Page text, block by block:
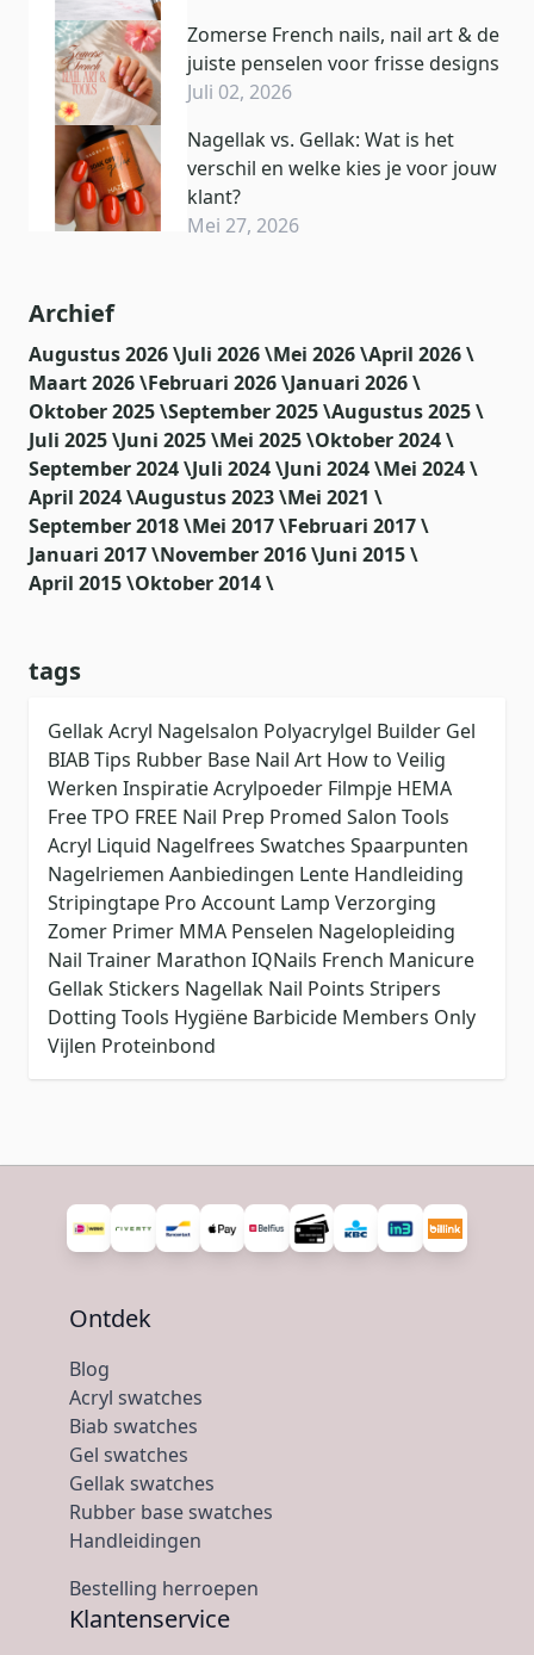
Zomerse French nails, nail art & de
juiste penselen voor frisse designs
Juli 02, 2026
Nagellak vs. Gellak: Wat is het
verschil en welke kies je voor jouw
klant?
Mei 27, 2026
Archief
Augustus 2026 \Juli 2026 \Mei 2026 \April 2026 \
Maart 2026 \Februari 2026 \Januari 2026 \
Oktober 2025 \September 2025 \Augustus 2025 \
Juli 2025 \Juni 2025 \Mei 2025 \Oktober 2024 \
September 2024 \Juli 2024 \Juni 2024 \Mei 2024 \
April 2024 \Augustus 2023 \Mei 2021 \
September 2018 \Mei 2017 \Februari 2017 \
Januari 2017 \November 2016 \Juni 2015 \
April 2015 \Oktober 2014 \
tags
GellakAcryl Nagelsalon Polyacrylgel Builder Gel
BIABTips Rubber Base Nail Art How to Veilig
Werken InspiratieAcrylpoeder Filmpje HEMA
FreeTPO FREE Nail Prep Promed Salon Tools
Acryl Liquid Nagelfrees Swatches Spaarpunten
Nagelriemen Aanbiedingen Lente Handleiding
Stripingtape Pro Account Lamp Verzorging
Zomer Primer MMA Penselen Nagelopleiding
Nail Trainer Marathon IQNails French Manicure
Gellak Stickers Nagellak Nail Points Stripers
Dotting Tools Hygiëne Barbicide Members Only
Vijlen Proteinbond
Ontdek
Blog
Acryl swatches
Biab swatches
Gel swatches
Gellak swatches
Rubber base swatches
Handleidingen
Bestelling herroepen
Klantenservice